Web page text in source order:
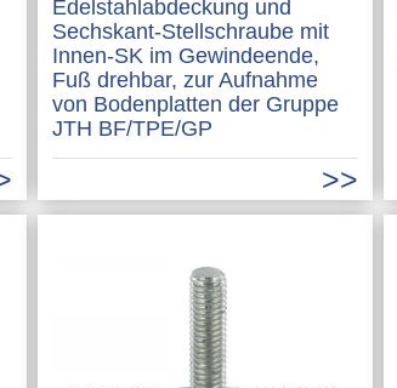
Edelstahlabdeckung und
Sechskant-Stellschraube mit
Innen-SK im Gewindeende,
Fuß drehbar, zur Aufnahme
von Bodenplatten der Gruppe
JTH BF/TPE/GP